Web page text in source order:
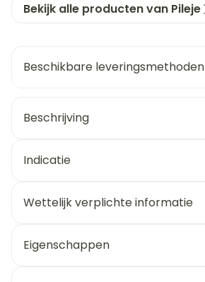
Bekijk alle producten van Pileje
Beschikbare leveringsmethoden
Beschrijving
Indicatie
Wettelijk verplichte informatie
Eigenschappen